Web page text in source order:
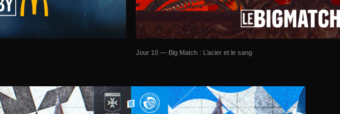
Jour 10 — Big Match : L’acier et le sang